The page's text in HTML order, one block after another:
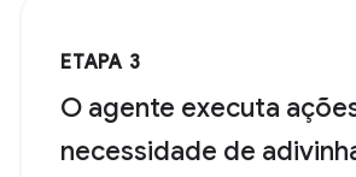
ETAPA 3
O agente executa
necessidade de